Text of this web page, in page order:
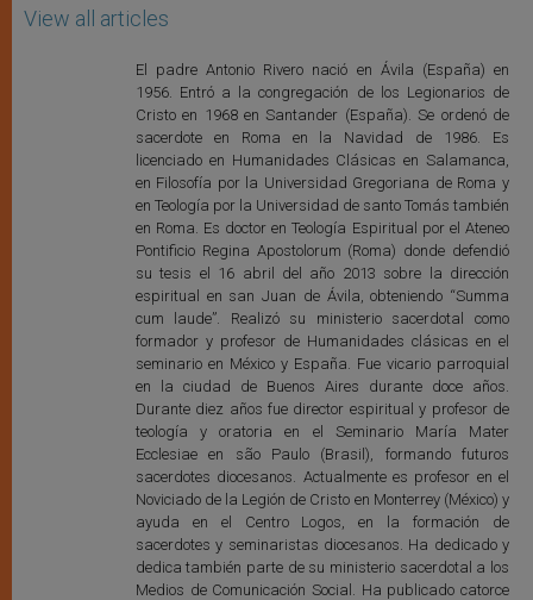
View all articles
El padre Antonio Rivero nació en Ávila (España) en
1956. Entró a la congregación de los Legionarios de
Cristo en 1968 en Santander (España). Se ordenó de
sacerdote en Roma en la Navidad de 1986. Es
licenciado en Humanidades Clásicas en Salamanca,
en Filosofía por la Universidad Gregoriana de Roma y
en Teología por la Universidad de santo Tomás también
en Roma. Es doctor en Teología Espiritual por el Ateneo
Pontificio Regina Apostolorum (Roma) donde defendió
su tesis el 16 abril del año 2013 sobre la dirección
espiritual en san Juan de Ávila, obteniendo “Summa
cum laude”. Realizó su ministerio sacerdotal como
formador y profesor de Humanidades clásicas en el
seminario en México y España. Fue vicario parroquial
en la ciudad de Buenos Aires durante doce años.
Durante diez años fue director espiritual y profesor de
teología y oratoria en el Seminario María Mater
Ecclesiae en são Paulo (Brasil), formando futuros
sacerdotes diocesanos. Actualmente es profesor en el
Noviciado de la Legión de Cristo en Monterrey (México) y
ayuda en el Centro Logos, en la formación de
sacerdotes y seminaristas diocesanos. Ha dedicado y
dedica también parte de su ministerio sacerdotal a los
Medios de Comunicación Social. Ha publicado catorce